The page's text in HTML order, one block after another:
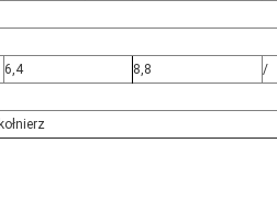
6,4 8,8
/
kołnierz